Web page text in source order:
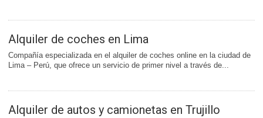
Alquiler de coches en Lima
Compañía especializada en el alquiler de coches online en la ciudad de
Lima – Perú, que ofrece un servicio de primer nivel a través de...
Alquiler de autos y camionetas en Trujillo